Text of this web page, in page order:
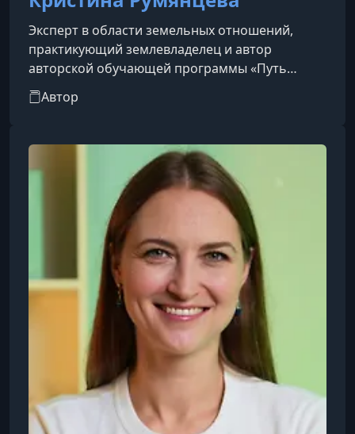
Эксперт в области земельных отношений,
практикующий землевладелец и автор
авторской обучающей программы «Путь
землевладельца». Имеет высшее юридическое
образование с отличием. В течение
государственных структурах, где дослужился до
звания капитана юстиции. Является
основателем образовательного центра,
специализирующегося на сопровождении и
оформлении земельных участков,
предоставляемых государством.
Автор